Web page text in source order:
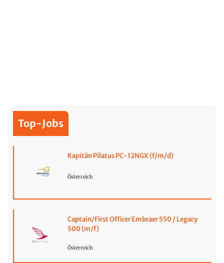
Top-Jobs
Kapitän Pilatus PC-12NGX (f/m/d)
Österreich
Captain/First Officer Embraer 550 / Legacy
500 (m/f)
Österreich